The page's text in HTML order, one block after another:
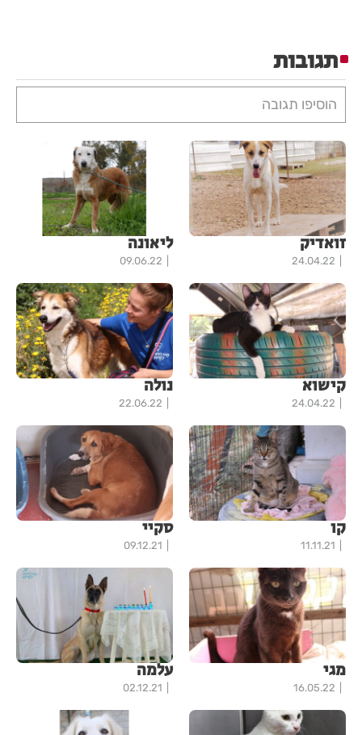
תגובות
הוסיפו תגובה
זואדיק
24.04.22
ליאונה
09.06.22
קישוא
24.04.22
נולה
22.06.22
קו
11.11.21
סקיי
09.12.21
מגי
16.05.22
עלמה
02.12.21